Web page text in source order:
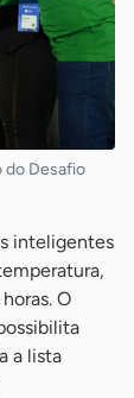
do Desafio
inteligentes
O
a lista